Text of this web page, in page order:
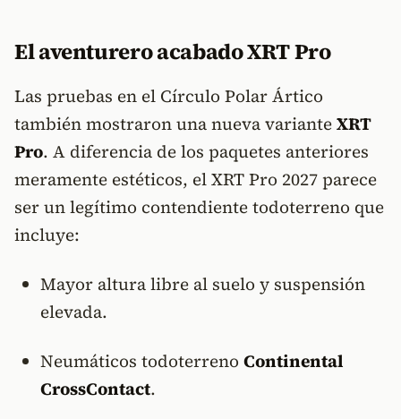
El aventurero acabado XRT Pro
Las pruebas en el Círculo Polar Ártico
también mostraron una nueva varianteXRT
Pro. A diferencia de los paquetes anteriores
meramente estéticos, el XRT Pro 2027 parece
ser un legítimo contendiente todoterreno que
incluye:
Mayor altura libre al suelo y suspensión
elevada.
Neumáticos todoterreno Continental
CrossContact.